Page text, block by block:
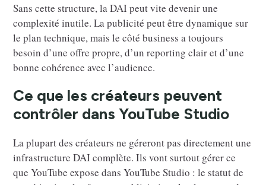
Sans cette structure, la DAI peut vite devenir une
complexité inutile. La publicité peut être dynamique sur
le plan technique, mais le côté business a toujours
besoin d’une offre propre, d’un reporting clair et d’une
bonne cohérence avec l’audience.
Ce que les créateurs peuvent
contrôler dans YouTube Studio
La plupart des créateurs ne géreront pas directement une
infrastructure DAI complète. Ils vont surtout gérer ce
que YouTube expose dans YouTube Studio : le statut de